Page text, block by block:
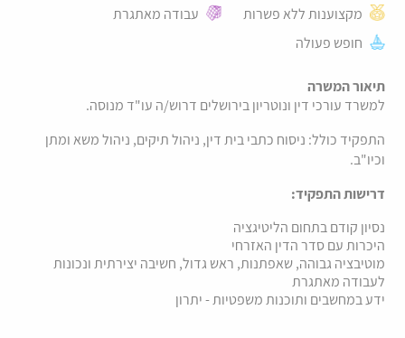
מקצוענות ללא פשרות
עבודה מאתגרת
חופש פעולה
תיאור המשרה
למשרד עורכי דין ונוטריון בירושלים דרוש/ה עו"ד מנוסה.
התפקיד כולל: ניסוח כתבי בית דין, ניהול תיקים, ניהול משא ומתן
וכיו"ב.
דרישות התפקיד:
נסיון קודם בתחום הליטיגציה
היכרות עם סדר הדין האזרחי
מוטיבציה גבוהה, שאפתנות, ראש גדול, חשיבה יצירתית ונכונות
לעבודה מאתגרת
ידע במחשבים ותוכנות משפטיות - יתרון